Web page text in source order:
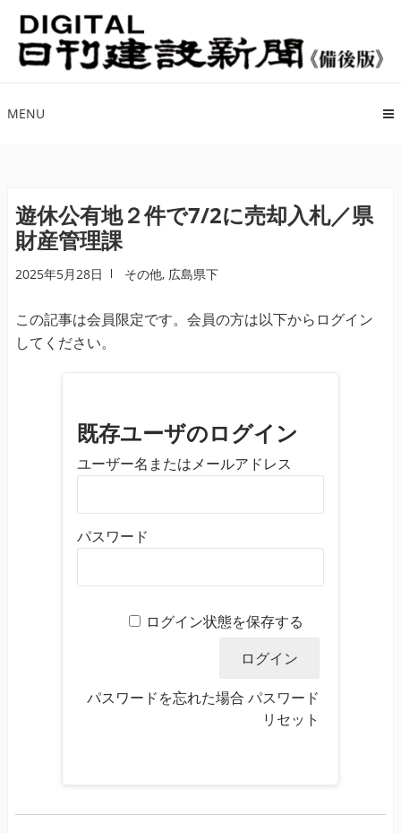
ナ
ビ
ゲ
シ
ス
キ
ッ
プ
コ
ン
テ
ツ
ッ
プ
MENU
遊休公有地２件で7/2に売却入札／県
財産管理課
2025年5月28日 その他, 広島県下
この記事は会員限定です。会員の方は以下からログイン
してください。
既存ユーザのログイン
ユーザー名またはメールアドレス
パスワード
ログイン状態を保存する
パスワードを忘れた場合 パスワード
リセット